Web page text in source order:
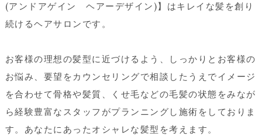
(アンドアゲイン ヘアーデザイン)】はキレイな髪を創り
続けるヘアサロンです。
お客様の理想の髪型に近づけるよう、しっかりとお客様の
お悩み、要望をカウンセリングで相談したうえでイメージ
を合わせて骨格や髪質、くせ毛などの毛髪の状態をみなが
ら経験豊富なスタッフがプランニングし施術をしておりま
す。あなたにあったオシャレな髪型を考えます。